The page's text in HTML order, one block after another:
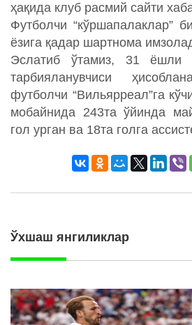
ҳақида клуб расмий сайти
Футболчи “кўршапалаклар”
ёзига қадар шартнома
Эслатиб ўтамиз, 31 ёшли
тарбияланувчиси
футболчи “Вильярреал”га
мобайнида 243та ўйинда
гол урган ва 18та голга
Ўхшаш янгиликлар